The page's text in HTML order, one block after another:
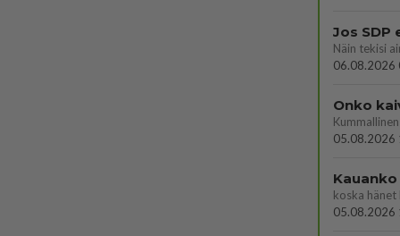
Jos
06.08.2026
Onko
05.08.2026
koska hänet
05.08.2026